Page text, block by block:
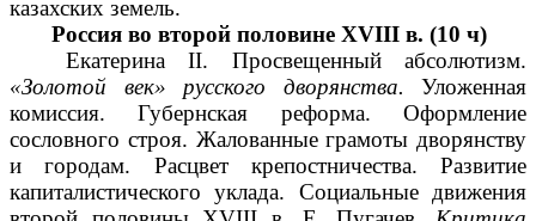
казахских земель.
Россия во второй половине XVIII в. (10 ч)
Екатерина II. Просвещенный абсолютизм.
«Золотой век» русского дворянства. Уложенная
комиссия. Губернская реформа. Оформление
сословного строя. Жалованные грамоты дворянству
и городам. Расцвет крепостничества. Развитие
капиталистического уклада. Социальные движения